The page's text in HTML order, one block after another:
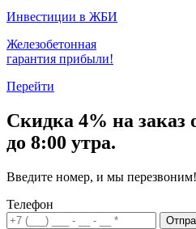
Инвестиции в ЖБИ
Железобетонная
гарантия прибыли!
Перейти
Скидка 4% на заказ
до 8:00 утра.
Введите номер, и мы перезвоним!
Телефон